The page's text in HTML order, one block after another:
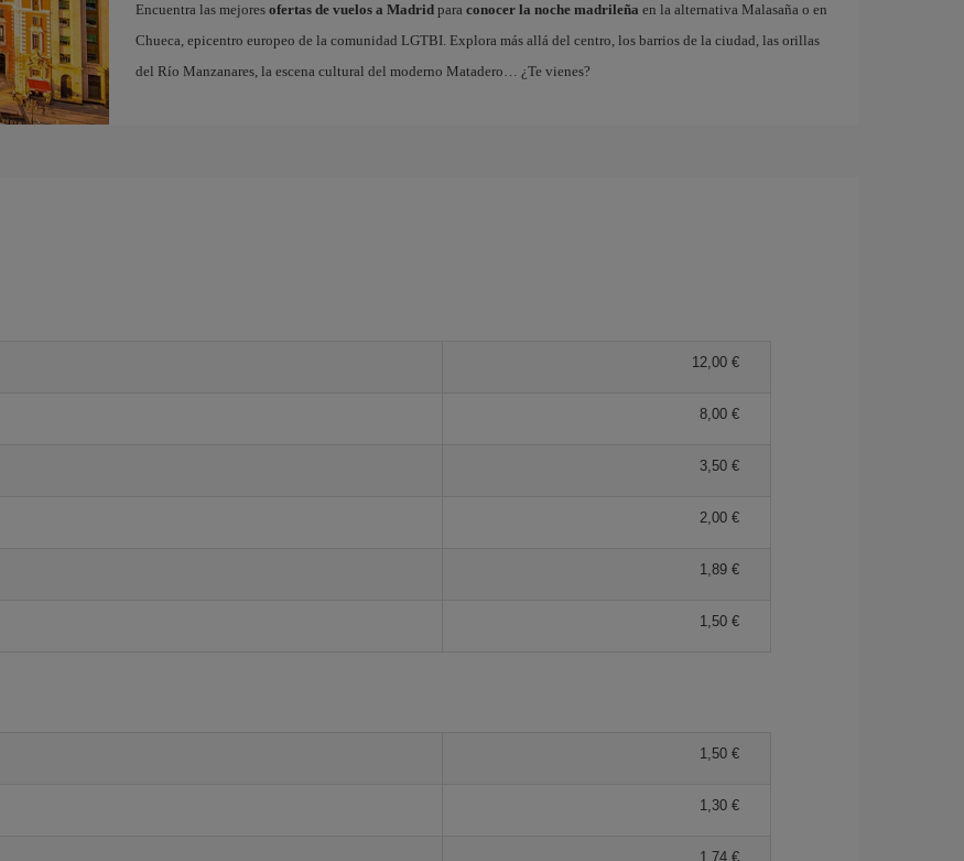
Encuentra las mejores ofertas de vuelos a Madridpara conocer la noche madrileña en la alternativa Malasaña o en
Chueca, epicentro europeo de la comunidad LGTBI. Explora más allá del centro, los barrios de la ciudad, las orillas
del Río Manzanares, la escena cultural del moderno Matadero… ¿Te vienes?
12,00
8,00
3,50
2,00
1,89
1,50
1,50
1,30
1,74